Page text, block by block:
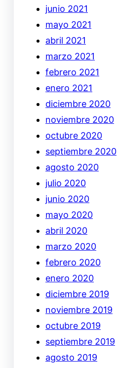
junio 2021
mayo 2021
abril 2021
marzo 2021
febrero 2021
enero 2021
diciembre 2020
noviembre 2020
octubre 2020
septiembre 2020
agosto 2020
julio 2020
junio 2020
mayo 2020
abril 2020
marzo 2020
febrero 2020
enero 2020
diciembre 2019
noviembre 2019
octubre 2019
septiembre 2019
agosto 2019